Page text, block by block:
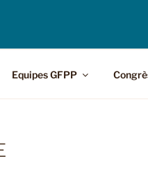
Equipes GFPP